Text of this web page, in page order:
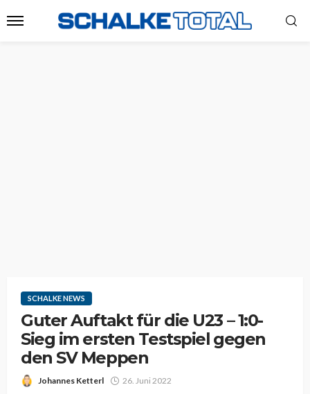
SCHALKE NEWS
Guter Auftakt für die U23 – 1:0-
Sieg im ersten Testspiel gegen
den SV Meppen
Johannes Ketterl 26. Juni 2022